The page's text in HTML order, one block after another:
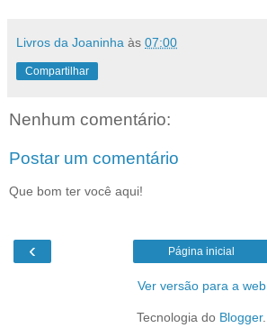
Livros da Joaninha às 07:00
Compartilhar
Nenhum comentário:
Postar um comentário
Que bom ter você aqui!
‹ Página inicial
Ver versão para a web
Tecnologia do Blogger.